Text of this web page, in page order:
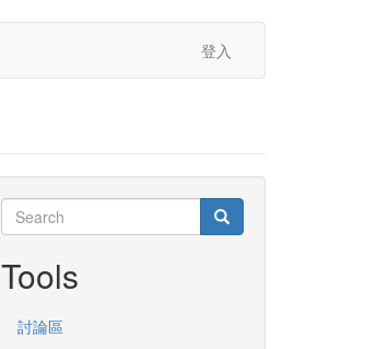
登入
Search
Search Search
Tools
討論區